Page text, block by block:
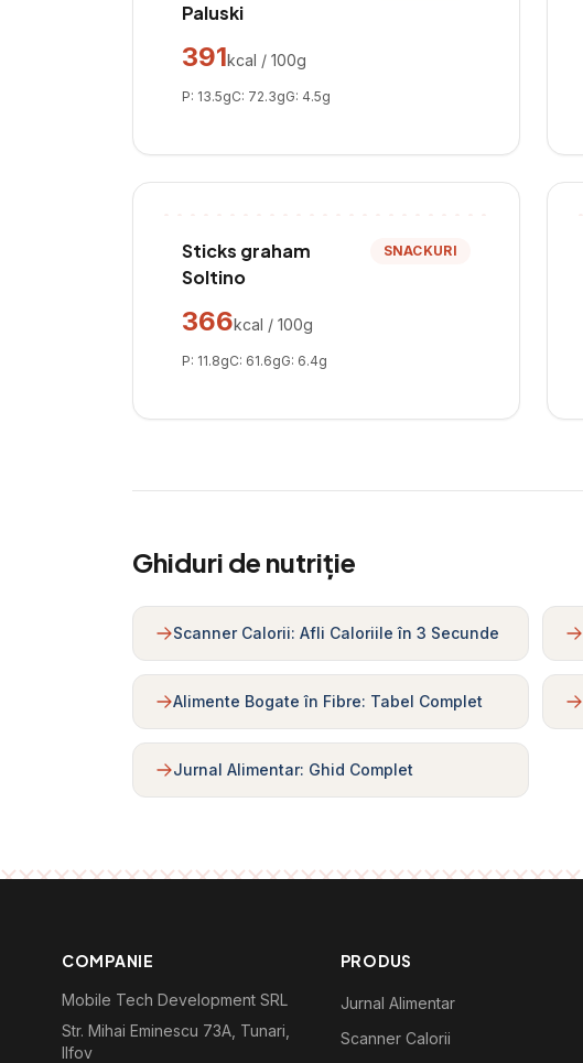
Paluski
391kcal / 100g
P: 13.5gC: 72.3gG: 4.5g
Sticks graham
Soltino
SNACKURI
366kcal / 100g
P: 11.8gC: 61.6gG: 6.4g
Ghiduri de nutriție
Scanner Calorii: Afli Caloriile în 3 Secunde
Alimente Bogate în Fibre: Tabel Complet
Jurnal Alimentar: Ghid Complet
COMPANIE
Mobile Tech Development SRL
Str. Mihai Eminescu 73A, Tunari,
Ilfov
PRODUS
Jurnal Alimentar
Scanner Calorii